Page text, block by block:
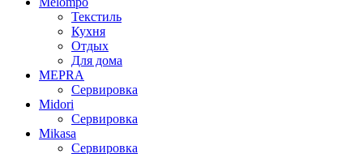
Текстиль
Кухня
Отдых
Для дома
MEPRA
Сервировка
Midori
Сервировка
Mikasa
Сервировка